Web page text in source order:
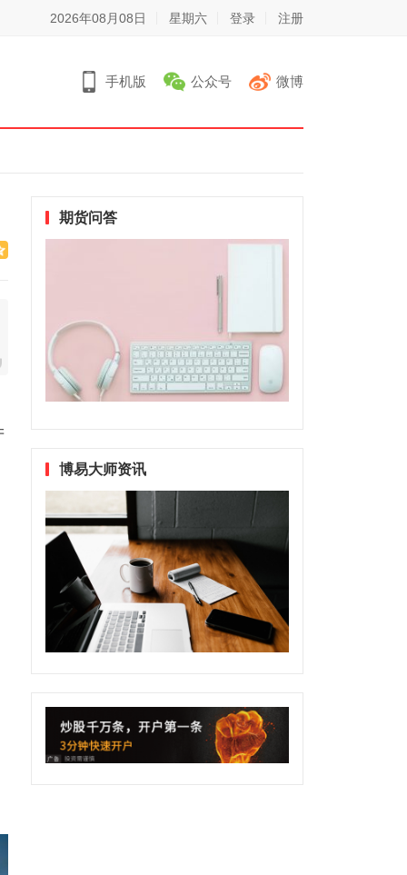
2026年08月08日 星期六 登录 注册
手机版 公众号 微博
期货问答
博易大师资讯